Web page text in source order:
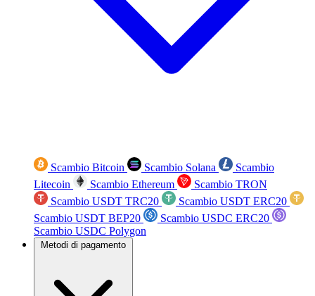
Scambio Bitcoin Scambio Solana
Scambio
Litecoin
Scambio Ethereum
Scambio TRON
Scambio USDT TRC20
Scambio USDT ERC20
Scambio USDT BEP20
Scambio USDC ERC20
Scambio USDC Polygon
Metodi di pagamento